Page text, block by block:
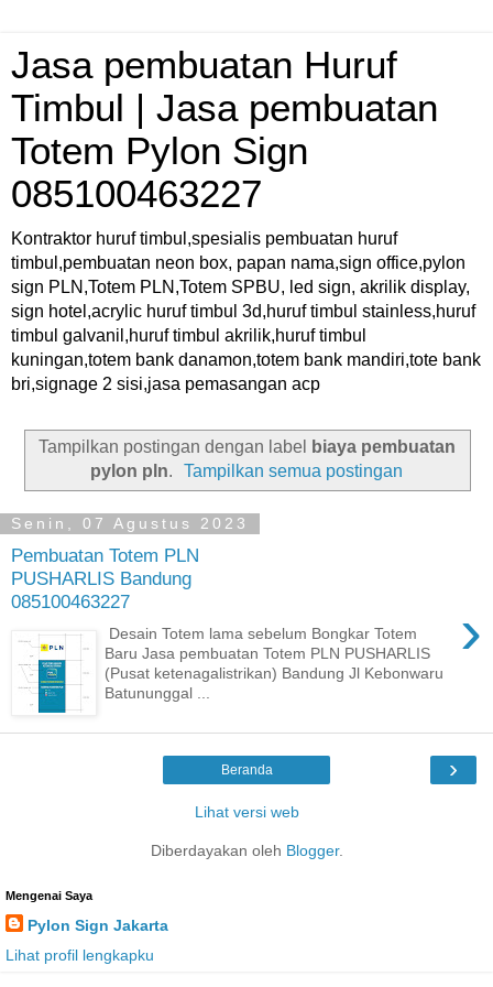
Jasa pembuatan Huruf
Timbul | Jasa pembuatan
Totem Pylon Sign
085100463227
Kontraktor huruf timbul,spesialis pembuatan huruf
timbul,pembuatan neon box, papan nama,sign office,pylon
sign PLN,Totem PLN,Totem SPBU, led sign, akrilik display,
sign hotel,acrylic huruf timbul 3d,huruf timbul stainless,huruf
timbul galvanil,huruf timbul akrilik,huruf timbul
kuningan,totem bank danamon,totem bank mandiri,tote bank
bri,signage 2 sisi,jasa pemasangan acp
Tampilkan postingan dengan label
biaya pembuatan
pylon pln. Tampilkan semua postingan
Senin, 07 Agustus 2023
Pembuatan Totem PLN
PUSHARLIS Bandung
085100463227
›
Desain Totem lama sebelum Bongkar Totem
Baru Jasa pembuatan Totem PLN PUSHARLIS
(Pusat ketenagalistrikan) Bandung Jl Kebonwaru
Batununggal ...
›
Beranda
Lihat versi web
Diberdayakan oleh Blogger.
Mengenai Saya
Pylon Sign Jakarta
Lihat profil lengkapku